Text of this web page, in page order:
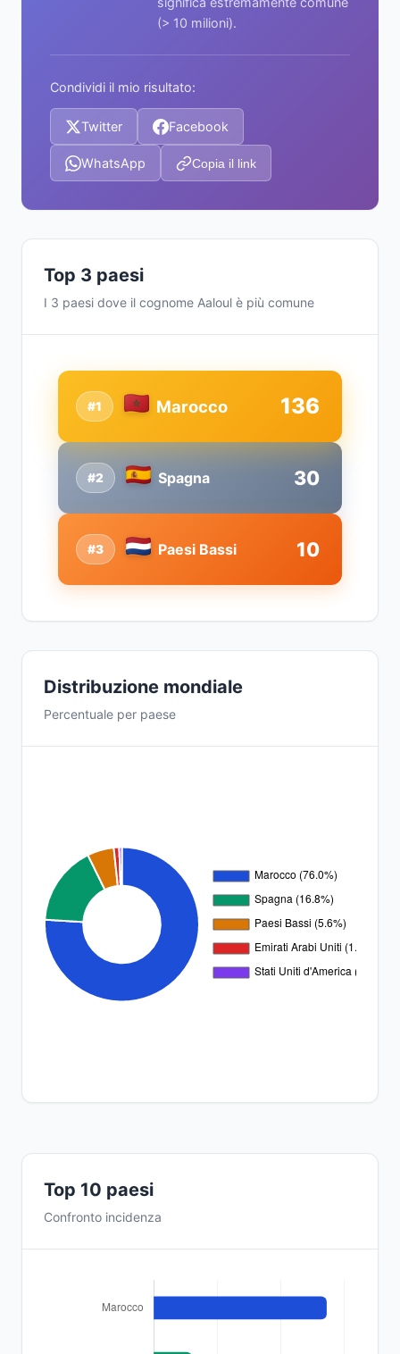
(> 10 milioni).
Condividi il mio risultato:
Twitter Facebook
WhatsApp Copia il link
Top 3 paesi
I 3 paesi dove il cognome Aaloul è più comune
#2 Spagna 30
#1 Marocco 136
#3 Paesi Bassi 10
Distribuzione mondiale
Percentuale per paese
Top 10 paesi
Confronto incidenza